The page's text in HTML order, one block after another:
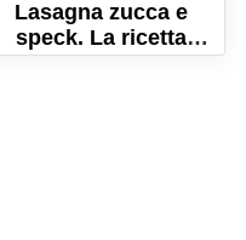
Lasagna zucca e
speck. La ricetta
autunnale per delle